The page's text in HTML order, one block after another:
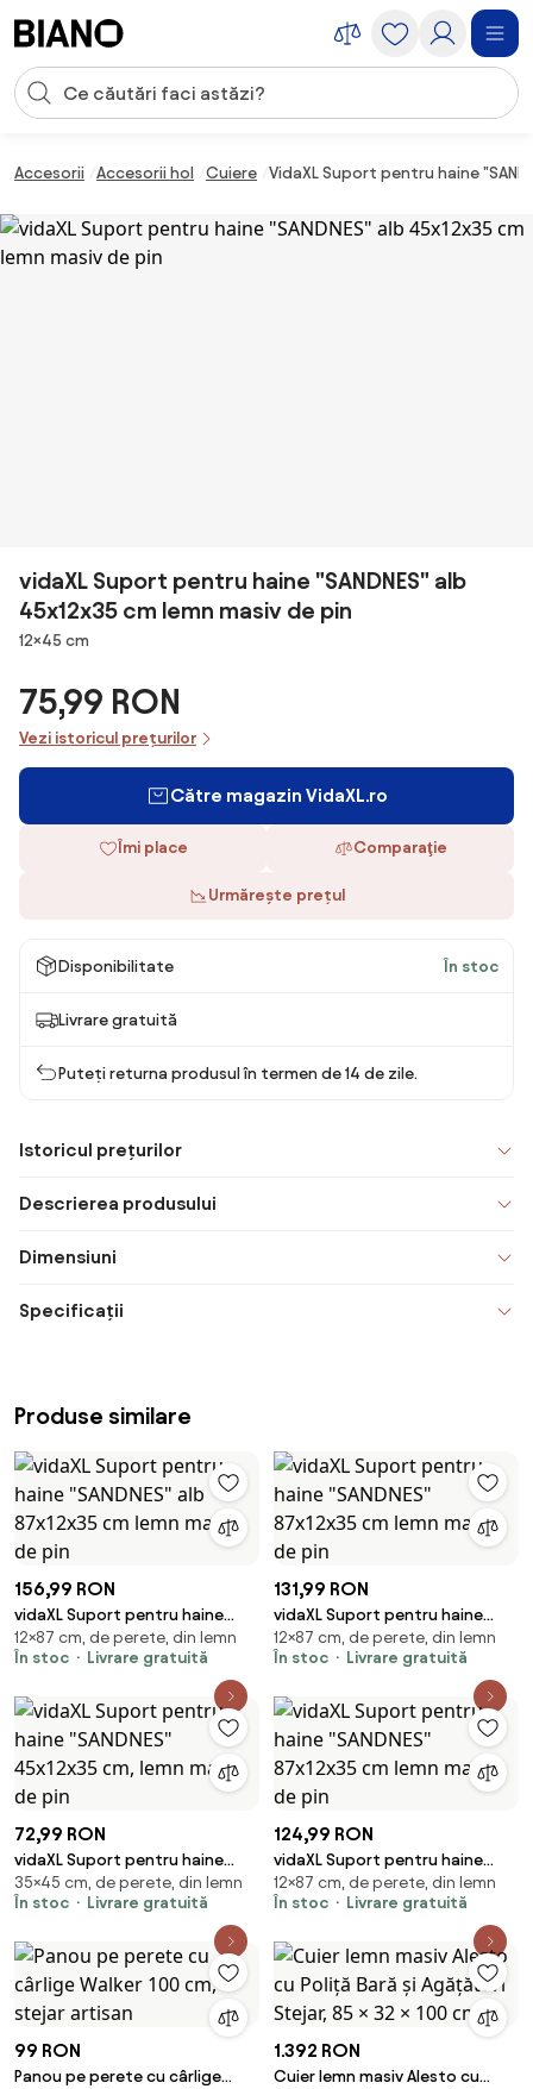
Introducerea căutării
Accesorii Accesorii hol Cuiere VidaXL Suport pentru haine
vidaXL Suport pentru haine "SANDNES" alb
45x12x35 cm lemn masiv de pin
Dimensiuni
12×45 cm
75,99 RON
Vezi istoricul prețurilor
Către magazin VidaXL.ro
Îmi place Comparaţie
Urmărește prețul
Disponibilitate În stoc
Livrare gratuită
Puteți returna produsul în termen de 14 de zile.
Istoricul prețurilor
Descrierea produsului
Dimensiuni
Specificații
Produse similare
156,99 RON
vidaXL Suport pentru haine
"SANDNES" alb 87x12x35 cm
lemn masiv de pin
12×87 cm, de perete, din lemn
În stoc
Livrare gratuită
131,99 RON
vidaXL Suport pentru haine
"SANDNES" 87x12x35 cm lemn
masiv de pin
12×87 cm, de perete, din lemn
În stoc
Livrare gratuită
72,99 RON
vidaXL Suport pentru haine
"SANDNES" 45x12x35 cm, lemn
masiv de pin
35×45 cm, de perete, din lemn
În stoc
Livrare gratuită
124,99 RON
vidaXL Suport pentru haine
"SANDNES" 87x12x35 cm lemn
masiv de pin
12×87 cm, de perete, din lemn
În stoc
Livrare gratuită
99 RON
Panou pe perete cu cârlige
1.392 RON
Cuier lemn masiv Alesto cu